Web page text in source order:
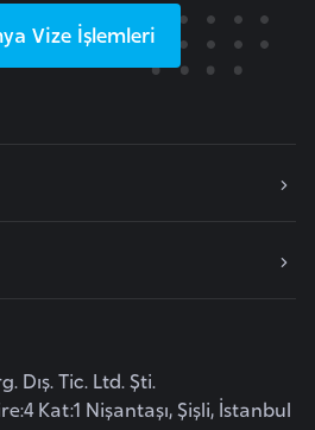
Vize İşlemleri
Dış. Tic. Ltd. Şti.
Kat:1 Nişantaşı, Şişli, İstanbul